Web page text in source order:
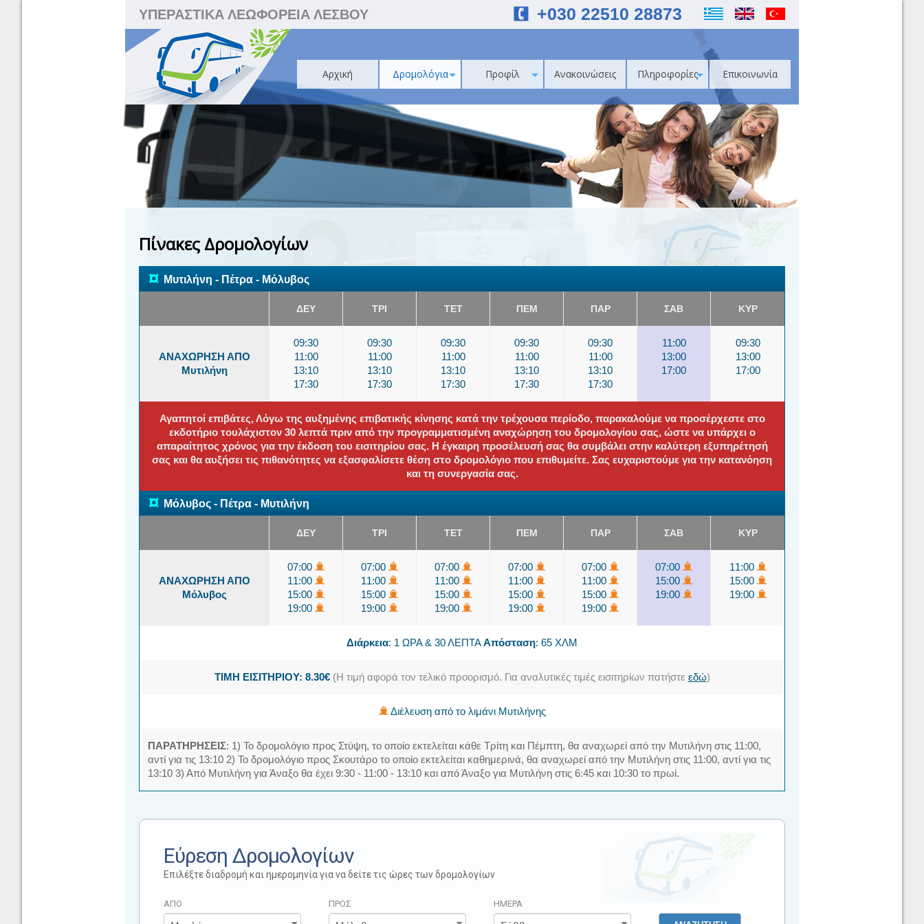
ΥΠΕΡΑΣΤΙΚΑ ΛΕΩΦΟΡΕΙΑ ΛΕΣΒΟΥ +030 22510 28873
Αρχική Δρομολόγια Προφίλ Ανακοινώσεις Πληροφορίες Επικοινωνία
Πίνακες Δρομολογίων
¤ Μυτιλήνη - Πέτρα - Μόλυβος
ΔΕΥ ΤΡΙ ΤΕΤ ΠΕΜ ΠΑΡ ΣΑΒ ΚΥΡ
ΑΝΑΧΩΡΗΣΗ ΑΠΟ
Μυτιλήνη
09:30
11:00
13:10
17:30
09:30
11:00
13:10
17:30
09:30
11:00
13:10
17:30
09:30
11:00
13:10
17:30
09:30
11:00
13:10
17:30
11:00
13:00
17:00
09:30
13:00
17:00
Αγαπητοί επιβάτες, Λόγω της αυξημένης επιβατικής κίνησης κατά την τρέχουσα περίοδο, παρακαλούμε να προσέρχεστε στο
εκδοτήριο τουλάχιστον 30 λεπτά πριν από την προγραμματισμένη αναχώρηση του δρομολογίου σας, ώστε να υπάρχει ο
απαραίτητος χρόνος για την έκδοση του εισιτηρίου σας. Η έγκαιρη προσέλευσή σας θα συμβάλει στην καλύτερη εξυπηρέτησή
σας και θα αυξήσει τις πιθανότητες να εξασφαλίσετε θέση στο δρομολόγιο που επιθυμείτε. Σας ευχαριστούμε για την κατανόηση
και τη συνεργασία σας.
¤ Μόλυβος - Πέτρα - Μυτιλήνη
ΔΕΥ ΤΡΙ ΤΕΤ ΠΕΜ ΠΑΡ ΣΑΒ ΚΥΡ
ΑΝΑΧΩΡΗΣΗ ΑΠΟ
Μόλυβος
07:00
11:00
15:00
19:00
07:00
11:00
15:00
19:00
07:00
11:00
15:00
19:00
07:00
11:00
15:00
19:00
07:00
11:00
15:00
19:00
07:00
15:00
19:00
11:00
15:00
19:00
Διάρκεια: 1 ΩΡΑ & 30 ΛΕΠΤΑΑπόσταση: 65 ΧΛΜ
ΤΙΜΗ ΕΙΣΙΤΗΡΙΟΥ: 8.30€ (Η τιμή αφορά τον τελικό προορισμό. Για αναλυτικές τιμές εισιτηρίων πατήστε εδώ)
Διέλευση από το λιμάνι Μυτιλήνης
ΠΑΡΑΤΗΡΗΣΕΙΣ: 1) Το δρομολόγιο προς Στύψη, το οποίο εκτελείται κάθε Τρίτη και Πέμπτη, θα αναχωρεί από την Μυτιλήνη στις 11:00,
αντί για τις 13:10 2) Το δρομολόγιο προς Σκουτάρο το οποίο εκτελείται καθημερινά, θα αναχωρεί από την Μυτιλήνη στις 11:00, αντί για τις
13:10 3) Από Μυτιλήνη για Άναξο θα έχει 9:30 - 11:00 - 13:10 και από Άναξο για Μυτιλήνη στις 6:45 και 10:30 το πρωί.
Εύρεση Δρομολογίων
Επιλέξτε διαδρομή και ημερομηνία για να δείτε τις ώρες των δρομολογίων
ΑΠΟ ΠΡΟΣ ΗΜΕΡΑ